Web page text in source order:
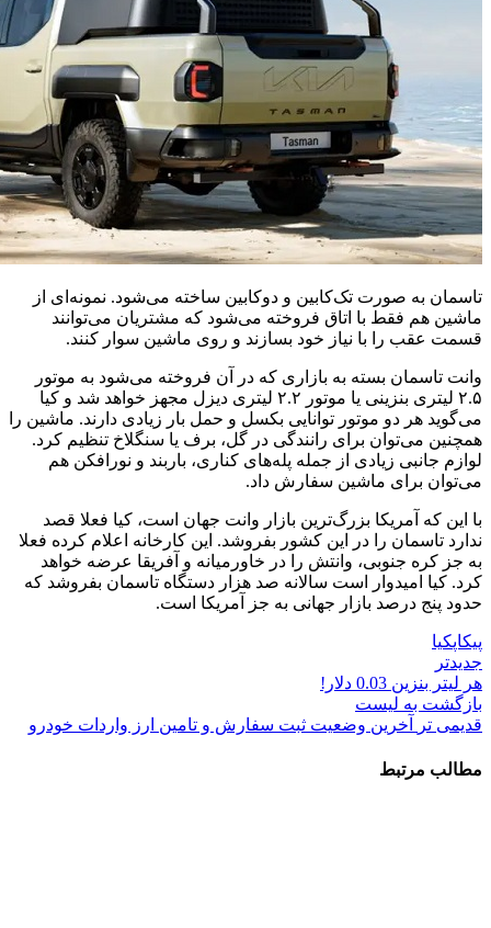
تاسمان به صورت تک‌کابین و دوکابین ساخته می‌شود. نمونه‌ای از
ماشین هم فقط با اتاق فروخته می‌شود که مشتریان می‌توانند
قسمت عقب را با نیاز خود بسازند و روی ماشین سوار کنند.
وانت تاسمان بسته به بازاری که در آن فروخته می‌شود به موتور
۲.۵ لیتری بنزینی یا موتور ۲.۲ لیتری دیزل مجهز خواهد شد و کیا
می‌گوید هر دو موتور توانایی بکسل و حمل بار زیادی دارند. ماشین را
همچنین می‌توان برای رانندگی در گل، برف یا سنگلاخ تنظیم کرد.
لوازم جانبی زیادی از جمله پله‌های کناری، باربند و نورافکن هم
می‌توان برای ماشین سفارش داد.
با این که آمریکا بزرگ‌ترین بازار وانت جهان است،‌ کیا فعلا قصد
ندارد تاسمان را در این کشور بفروشد. این کارخانه اعلام کرده فعلا
به جز کره جنوبی، وانتش را در خاورمیانه و آفریقا عرضه خواهد
کرد. کیا امیدوار است سالانه صد هزار دستگاه تاسمان بفروشد که
حدود پنج درصد بازار جهانی به جز آمریکا است.
پیکاپکیا
جدیدتر
هر لیتر بنزین 0.03 دلار!
بازگشت به لیست
قدیمی تر
آخرین وضعیت ثبت‌ سفارش و تامین ارز واردات خودرو
مطالب مرتبط